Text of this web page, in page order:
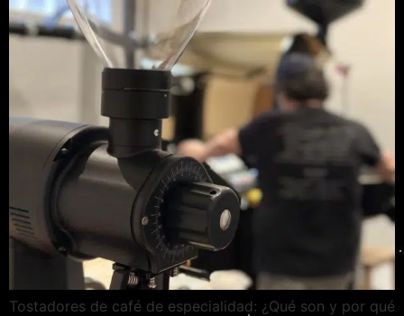
Tostadores de café de especialidad: ¿Qué son y por qué